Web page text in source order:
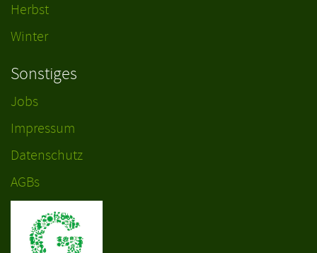
Herbst
Winter
Sonstiges
Jobs
Impressum
Datenschutz
AGBs